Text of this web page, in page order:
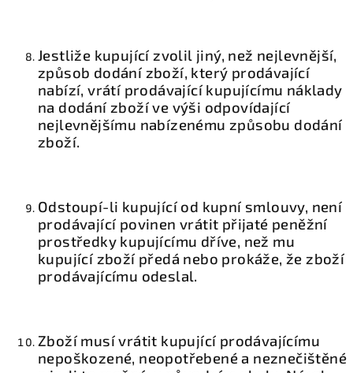
Jestliže kupující zvolil jiný, než nejlevnější,
způsob dodání zboží, který prodávající
nabízí, vrátí prodávající kupujícímu náklady
na dodání zboží ve výši odpovídající
nejlevnějšímu nabízenému způsobu dodání
zboží.
Odstoupí-li kupující od kupní smlouvy, není
prodávající povinen vrátit přijaté peněžní
prostředky kupujícímu dříve, než mu
kupující zboží předá nebo prokáže, že zboží
prodávajícímu odeslal.
Zboží musí vrátit kupující prodávajícímu
nepoškozené, neopotřebené a neznečištěné